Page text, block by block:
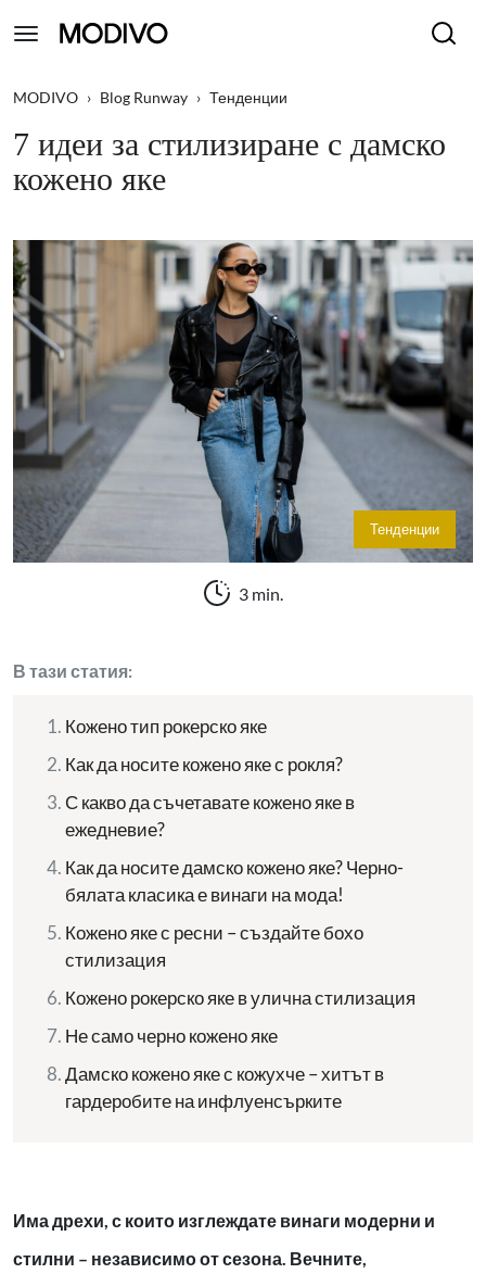
MODIVO › Blog Runway › Тенденции
7 идеи за стилизиране с дамско
кожено яке
Тенденции
3 min.
В тази статия:
Кожено тип рокерско яке
Как да носите кожено яке с рокля?
С какво да съчетавате кожено яке в
ежедневие?
Как да носите дамско кожено яке? Черно-
бялата класика е винаги на мода!
Кожено яке с ресни – създайте бохо
стилизация
Кожено рокерско яке в улична стилизация
Не само черно кожено яке
Дамско кожено яке с кожухче – хитът в
гардеробите на инфлуенсърките
Има дрехи, с които изглеждате винаги модерни и
стилни – независимо от сезона. Вечните,